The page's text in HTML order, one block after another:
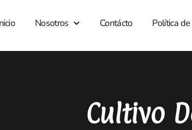
Nosotros Contácto Política
Cultivo